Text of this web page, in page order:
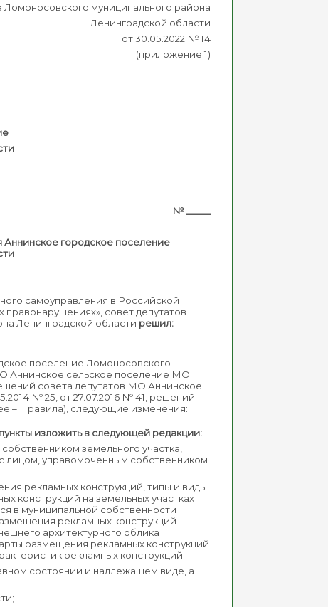
Ломоносовского муниципального района
Ленинградской области
от 30.05.2022 № 14
(приложение 1)
городское поселение
самоуправления в Российской
совет депутатов
Ленинградской области решил:
поселение Ломоносовского
Аннинское сельское поселение МО
совета депутатов МО Аннинское
№ 25, от 27.07.2016 № 41, решений
– Правила), следующие изменения:
изложить в следующей редакции:
земельного участка,
лицом, управомоченным собственником
рекламных конструкций, типы и виды
конструкций на земельных участках
в муниципальной собственности
рекламных конструкций
архитектурного облика
размещения рекламных конструкций
рекламных конструкций.
состоянии и надлежащем виде, а